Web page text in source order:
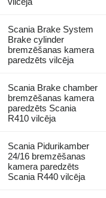
Scania Brake System
Brake cylinder
bremzēšanas kamera
paredzēts vilcēja
Scania Brake chamber
bremzēšanas kamera
paredzēts Scania
R410 vilcēja
Scania Pidurikamber
24/16 bremzēšanas
kamera paredzēts
Scania R440 vilcēja